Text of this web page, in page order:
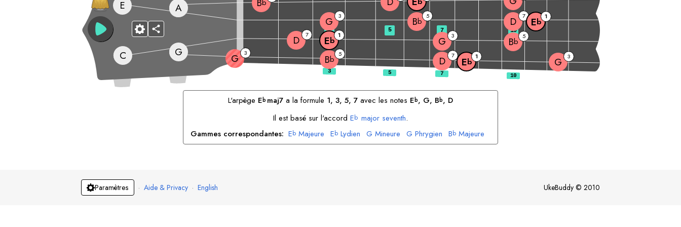
G G 3
Bb 5
D 7
Eb 1 G 3
C
D 7 Eb 1 G 3 Bb 5
E
G
3 Bb 5 D 7 Eb 1
A b
3 5 7 10
L'arpège Eb maj7a la formule 1, 3, 5, 7avec les notes Eb, G, Bb, D
Il est basé sur l'accordEb major seventh.
Gammes correspondantes: Eb Majeure Eb Lydien G Mineure G Phrygien Bb Majeure
Bb Myxolydien D Phrygien D Locrien
Paramètres · Aide & Privacy · English UkeBuddy © 2010